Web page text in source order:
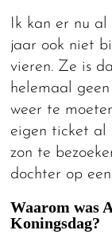
Ik kan er nu
jaar ook niet
vieren. Ze is
helemaal
weer te
eigen ticket al
zon te
dochter op
Waarom was
Koningsdag?